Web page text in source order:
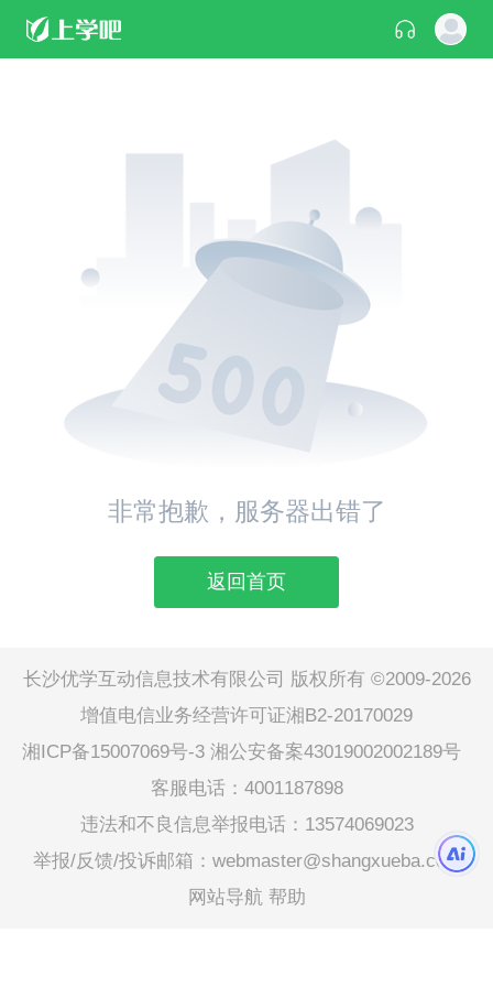
非常抱歉，服务器出错了
返回首页
长沙优学互动信息技术有限公司 版权所有 ©2009-2026
增值电信业务经营许可证湘B2-20170029
湘ICP备15007069号-3 湘公安备案43019002002189号
客服电话：4001187898
违法和不良信息举报电话：13574069023
举报/反馈/投诉邮箱：webmaster@shangxueba.com
网站导航 帮助